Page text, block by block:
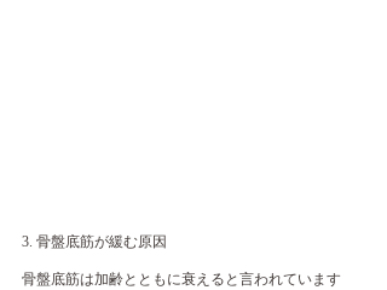
3. 骨盤底筋が緩む原因
骨盤底筋は加齢とともに衰えると言われています